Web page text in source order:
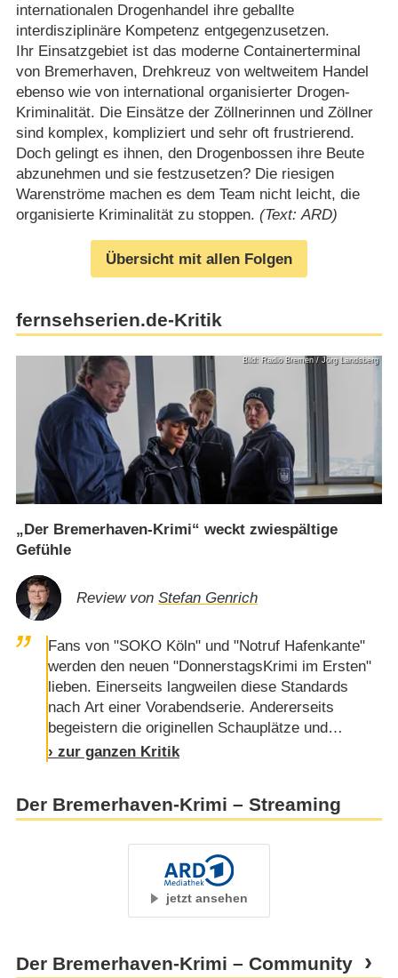
internationalen Drogenhandel ihre geballte
interdisziplinäre Kompetenz entgegenzusetzen.
Ihr Einsatzgebiet ist das moderne Containerterminal
von Bremerhaven, Drehkreuz von weltweitem Handel
ebenso wie von international organisierter Drogen-
Kriminalität. Die Einsätze der Zöllnerinnen und Zöllner
sind komplex, kompliziert und sehr oft frustrierend.
Doch gelingt es ihnen, den Drogenbossen ihre Beute
abzunehmen und sie festzusetzen? Die riesigen
Warenströme machen es dem Team nicht leicht, die
organisierte Kriminalität zu stoppen. (Text: ARD)
Übersicht mit allen Folgen
fernsehserien.de-Kritik
Bild: Radio Bremen / Jörg Landsberg
„Der Bremerhaven-Krimi“ weckt zwiespältige
Gefühle
Review von Stefan Genrich
Fans von "SOKO Köln" und "Notruf Hafenkante"
werden den neuen "DonnerstagsKrimi im Ersten"
lieben. Einerseits langweilen diese Standards
nach Art einer Vorabendserie. Andererseits
begeistern die originellen Schauplätze und
rasanten Kamerafahrten. Die aufmüpfige
Uhlig), Gero von Bernbeck (Bernd Hölscher) und
Bremerhaven-Krimi" zeigt, wie diese Gruppe …
› zur ganzen Kritik
Der Bremerhaven-Krimi – Streaming
jetzt ansehen
Der Bremerhaven-Krimi – Community